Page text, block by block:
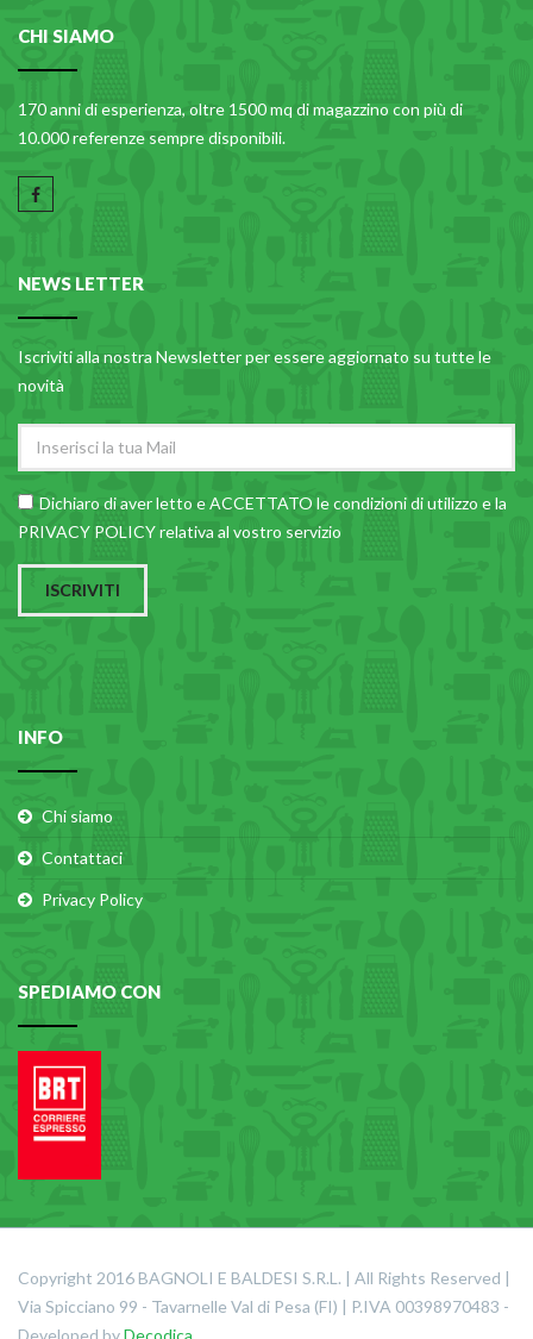
CHI SIAMO
170 anni di esperienza, oltre 1500 mq di magazzino con più di
10.000 referenze sempre disponibili.
NEWS LETTER
Iscriviti alla nostra Newsletter per essere aggiornato su tutte le
novità
Dichiaro di aver letto e ACCETTATO lecondizioni di utilizzo e la
PRIVACY POLICY relativa al vostro servizio
ISCRIVITI
INFO
Chi siamo
Contattaci
Privacy Policy
SPEDIAMO CON
Copyright 2016 BAGNOLI E BALDESI S.R.L. | All Rights Reserved |
Via Spicciano 99 - Tavarnelle Val di Pesa (FI) | P.IVA 00398970483 -
Developed byDecodica